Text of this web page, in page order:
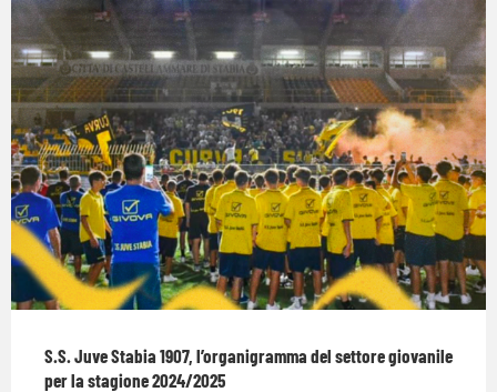
S.S. Juve Stabia 1907, l’organigramma del settore giovanile
per la stagione 2024/2025